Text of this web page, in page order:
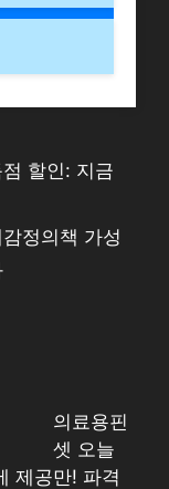
할인: 지금
정의책 가성
의료용핀
셋 오늘
만! 파격